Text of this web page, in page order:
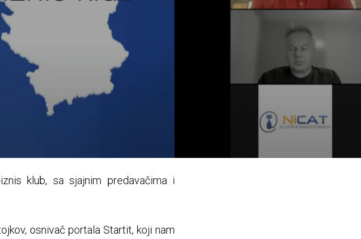
klub, sa sjajnim predavačima i
osnivač portala Startit, koji nam